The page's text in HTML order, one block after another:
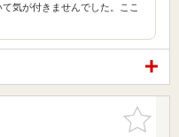
気が付きませんでした。ここ
お気に入
りに追加